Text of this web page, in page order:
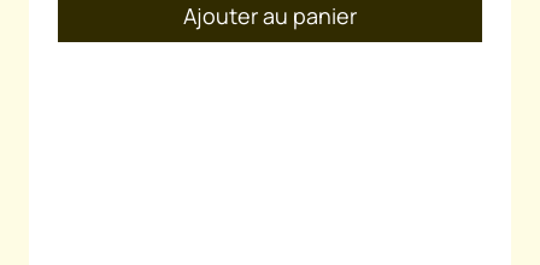
Ajouter au panier